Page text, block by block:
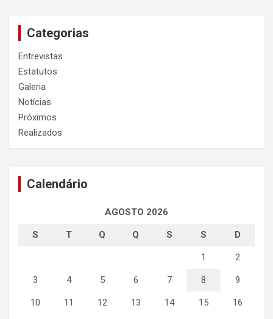
Categorias
Entrevistas
Estatutos
Galeria
Notícias
Próximos
Realizados
Calendário
AGOSTO 2026
S T Q Q S S D
1 2
3 4 5 6 7 8 9
10 11 12 13 14 15 16